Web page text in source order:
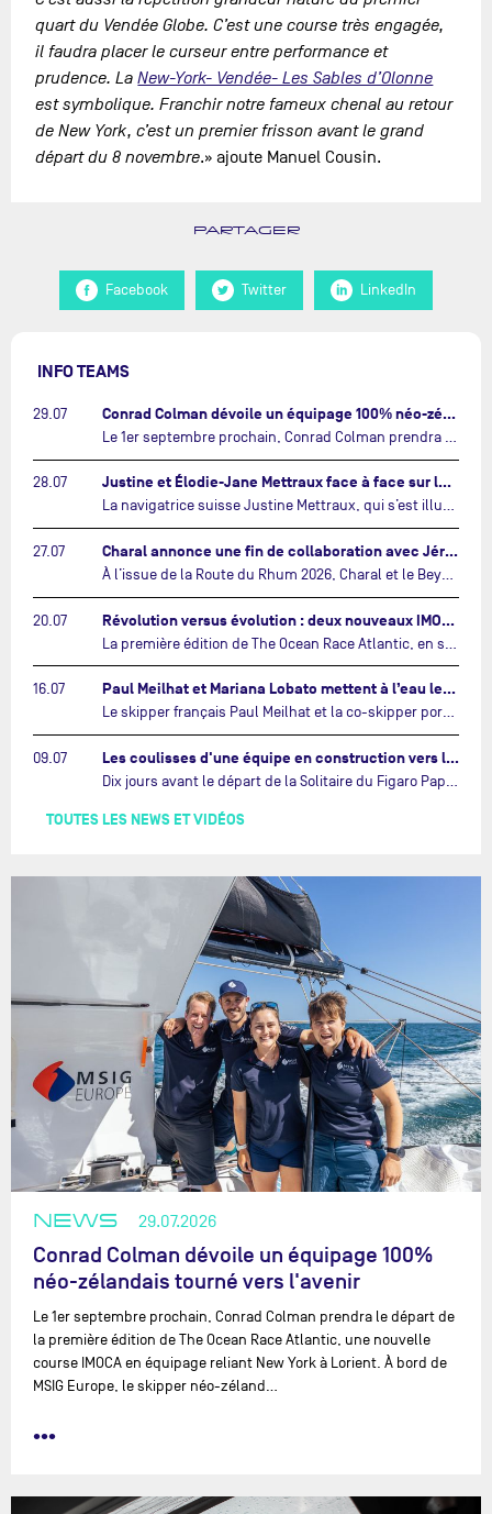
quart du Vendée Globe. C’est une course très engagée,
il faudra placer le curseur entre performance et
prudence. LaNew-York- Vendée- Les Sables d’Olonne
est symbolique. Franchir notre fameux chenal au retour
de New York, c’est un premier frisson avant le grand
départ du 8 novembre.» ajoute Manuel Cousin.
PARTAGER
Facebook Twitter LinkedIn
INFO TEAMS
29.07 Conrad Colman dévoile un équipage 100% néo-zélandais tourné vers l'avenir…
28.07 Justine et Élodie-Jane Mettraux face à face sur la transatlantique The Ocean Race Atlantic…
La navigatrice suisse Justine Mettraux, qui s’est illustrée comme la femme la plus rapide du Vendée Globe et qui fait actuellement construire un nouvel IMOCA pour l'édition 2028, sera cette année au départ de la première édition de The Ocean Race Atlantic.…
27.07 Charal annonce une fin de collaboration avec Jérémie Beyou et le Beyou Racing après la Route du Rhum…
À l’issue de la Route du Rhum 2026, Charal et le Beyou Racing mettront fin à leur collaboration. Il a été décidé de manière concertée, après dix ans d’une collaboration riche et performante, d’ouvrir une nouvelle ère pour le projet du Charal Sailing Team.…
20.07 Révolution versus évolution : deux nouveaux IMOCA très différents se préparent pour The Ocean Race Atlantic…
16.07 Paul Meilhat et Mariana Lobato mettent à l’eau leur bateau et lancent leur nouvelle campagne « United by the Ocean »…
Le skipper français Paul Meilhat et la co-skipper portugaise Mariana Lobato mettent à l’eau aujourd’hui à Lorient leur IMOCA à bord duquel ils participeront à The Ocean Race Atlantic (septembre 2026) puis à The Ocean Race, le tour du monde en équipage (janvier 2027).…
09.07 Les coulisses d'une équipe en construction vers le Vendée Globe…
TOUTES LES NEWS ET VIDÉOS
NEWS 29.07.2026
Conrad Colman dévoile un équipage 100%
néo-zélandais tourné vers l'avenir
Le 1er septembre prochain, Conrad Colman prendra le départ de
la première édition de The Ocean Race Atlantic, une nouvelle
course IMOCA en équipage reliant New York à Lorient. À bord de
MSIG Europe, le skipper néo-zéland…
•••